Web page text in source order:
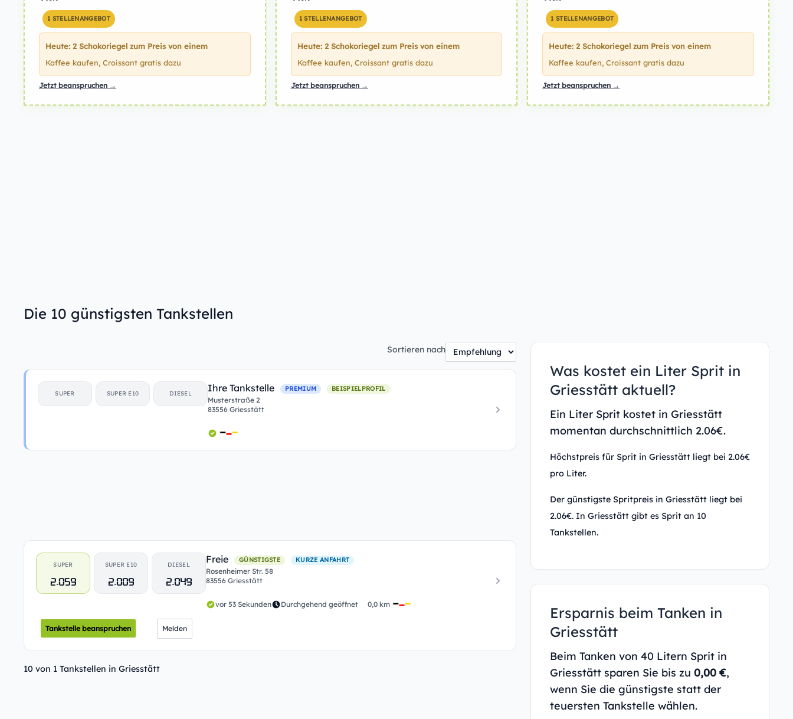
1 STELLENANGEBOT
Heute: 2 Schokoriegel zum Preis von einem
Kaffee kaufen, Croissant gratis dazu
Jetzt beanspruchen →
1 STELLENANGEBOT
Heute: 2 Schokoriegel zum Preis von einem
Kaffee kaufen, Croissant gratis dazu
Jetzt beanspruchen →
1 STELLENANGEBOT
Heute: 2 Schokoriegel zum Preis von einem
Kaffee kaufen, Croissant gratis dazu
Jetzt beanspruchen →
Die 10 günstigsten Tankstellen
Sortieren nach
SUPER SUPER E10 DIESEL Ihre Tankstelle PREMIUM BEISPIELPROFIL
Musterstraße 2
83556 Griesstätt
SUPER
2.059
SUPER E10
2.009
DIESEL
2.049
Freie GÜNSTIGSTE KURZE ANFAHRT
Rosenheimer Str. 58
83556 Griesstätt
vor 53 Sekunden Durchgehend geöffnet 0,0 km
Tankstelle beanspruchen Melden
10 von 1 Tankstellen in Griesstätt
Was kostet ein Liter Sprit in
Griesstätt aktuell?
Ein Liter Sprit kostet in Griesstätt
momentan durchschnittlich 2.06€.
Höchstpreis für Sprit in Griesstätt liegt bei 2.06€
pro Liter.
Der günstigste Spritpreis in Griesstätt liegt bei
2.06€. In Griesstätt gibt es Sprit an 10
Tankstellen.
Ersparnis beim Tanken in
Griesstätt
Beim Tanken von 40 Litern Sprit in
Griesstätt sparen Sie bis zu 0,00 €,
wenn Sie die günstigste statt der
teuersten Tankstelle wählen.